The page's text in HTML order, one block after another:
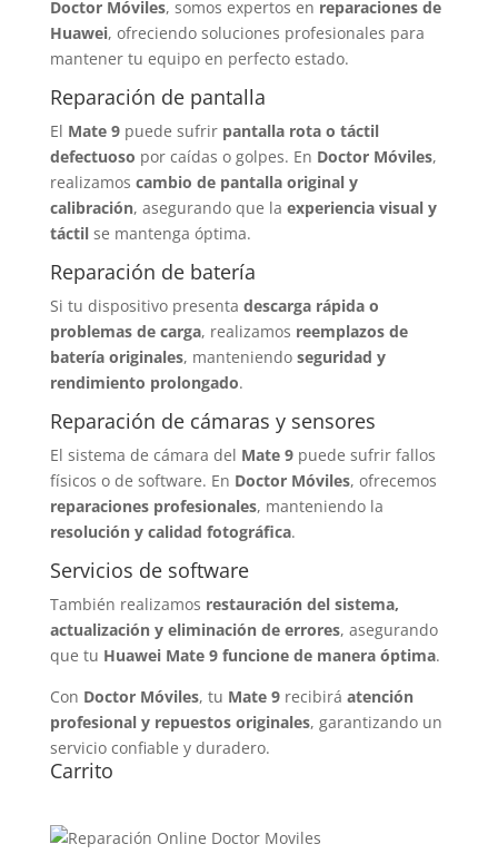
Doctor Móviles, somos expertos en reparaciones de
Huawei, ofreciendo soluciones profesionales para
mantener tu equipo en perfecto estado.
Reparación de pantalla
El Mate 9puede sufrir pantalla rota o táctil
defectuoso por caídas o golpes. En Doctor Móviles,
realizamos cambio de pantalla original y
calibración, asegurando que la experiencia visual y
táctilse mantenga óptima.
Reparación de batería
Si tu dispositivo presenta descarga rápida o
problemas de carga, realizamos reemplazos de
batería originales, manteniendo seguridad y
rendimiento prolongado.
Reparación de cámaras y sensores
El sistema de cámara del Mate 9puede sufrir fallos
físicos o de software. En Doctor Móviles, ofrecemos
reparaciones profesionales, manteniendo la
resolución y calidad fotográfica.
Servicios de software
También realizamos restauración del sistema,
actualización y eliminación de errores, asegurando
que tu Huawei Mate 9 funcione de manera óptima.
Con Doctor Móviles, tu Mate 9recibirá atención
profesional y repuestos originales, garantizando un
servicio confiable y duradero.
Carrito